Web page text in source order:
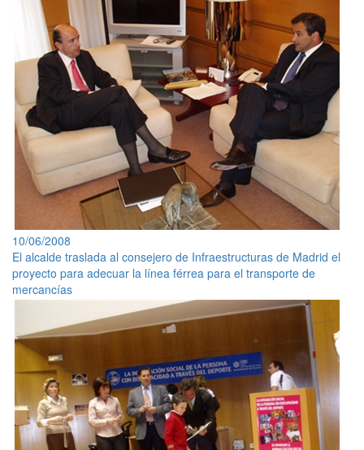
10/06/2008
El alcalde traslada al consejero de Infraestructuras de Madrid el
proyecto para adecuar la línea férrea para el transporte de
mercancías